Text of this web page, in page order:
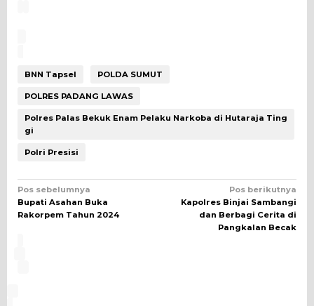
BNN Tapsel POLDA SUMUT
POLRES PADANG LAWAS
Polres Palas Bekuk Enam Pelaku Narkoba di Hutaraja Ting
gi
Polri Presisi
Navigasi
pos
Pos sebelumnya
Bupati Asahan Buka
Rakorpem Tahun 2024
Pos berikutnya
Kapolres Binjai Sambangi
dan Berbagi Cerita di
Pangkalan Becak